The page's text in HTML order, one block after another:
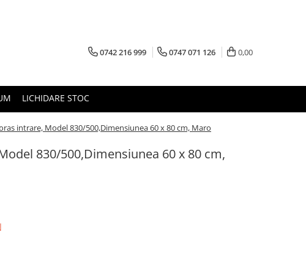
0742 216 999 0747 071 126 0,00
LICHIDARE STOC
intrare, Model 830/500,Dimensiunea 60 x 80 cm, Maro
830/500,Dimensiunea 60 x 80 cm,